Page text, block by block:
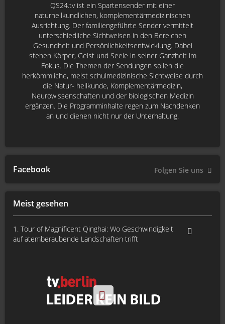
Meist gesehen
1. Tour of Magnificent Qinghai: Wo Geschwindigkeit
auf atemberaubende Landschaften trifft
QS24.tv ist ein Spartensender mit einer
naturheilkundlichen, komplementärmedizinischen
Ausrichtung. Der familiengeführte Sender vermittelt
unterschiedliche Sichtweisen in den Bereichen
Gesundheit und Persönlichkeitsentwicklung. Dabei
stehen Körper, Geist und Seele in seiner Ganzheit im
Fokus. Die Themen der Sendungen sollen die
herkömmliche, meist schulmedizinische Sichtweise durch
die Natur- heilkunde, Komplementärmedizin,
Neurowissenschaften und der biologischen Medizin
ergänzen. Die Programminhalte regen zum Nachdenken
an und dienen nicht nur der Unterhaltung.
Facebook Folgen Sie uns